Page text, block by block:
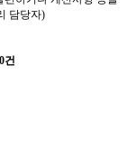
담당자)
0건